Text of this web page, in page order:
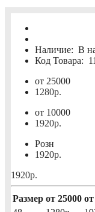
Наличие: В
Код Товара:
от 25000
1280р.
от 10000
1920р.
Розн
1920р.
1920р.
Размер от 25000